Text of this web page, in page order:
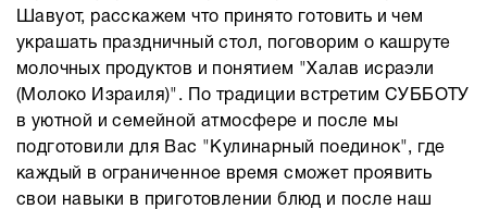
Шавуот, расскажем что принято готовить и чем
украшать праздничный стол, поговорим о кашруте
молочных продуктов и понятием "Халав исраэли
(Молоко Израиля)". По традиции встретим СУББОТУ
в уютной и семейной атмосфере и после мы
подготовили для Вас "Кулинарный поединок", где
каждый в ограниченное время сможет проявить
свои навыки в приготовлении блюд и после наш